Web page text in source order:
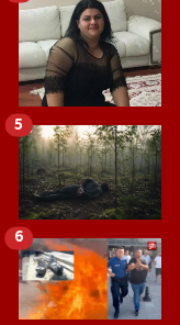
5
6